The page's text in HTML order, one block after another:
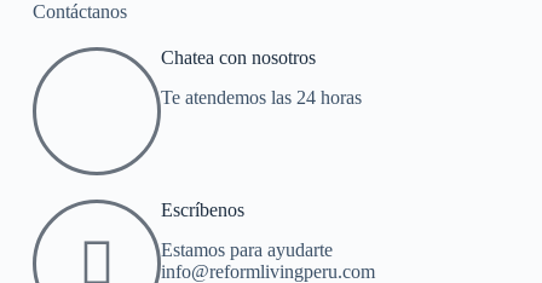
Contáctanos
Chatea con nosotros
Te atendemos las 24 horas
Escríbenos
Estamos para ayudarte
info@reformlivingperu.com